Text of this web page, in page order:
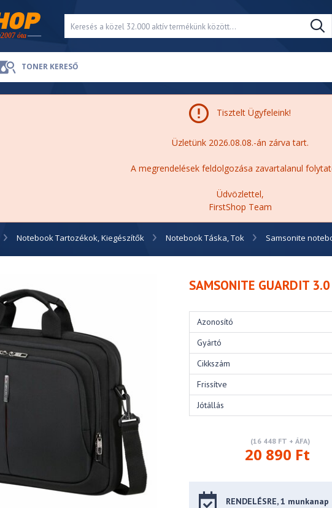
TONER KERESŐ
Tisztelt Ügyfeleink!
Üzletünk 2026.08.08.-án zárva tart.
A megrendelések feldolgozása zavartalanul
Üdvözlettel,
FirstShop Team
Notebook Tartozékok, Kiegészítők Notebook Táska, Tok Samsonite
SAMSONITE GUARDIT
Azonosító
Gyártó
Cikkszám
Frissítve
Jótállás
(16 448 FT + ÁFA)
20 890 Ft
RENDELÉSRE, 1 munkanap